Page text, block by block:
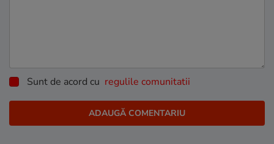
Sunt de acord cu regulile comunitatii